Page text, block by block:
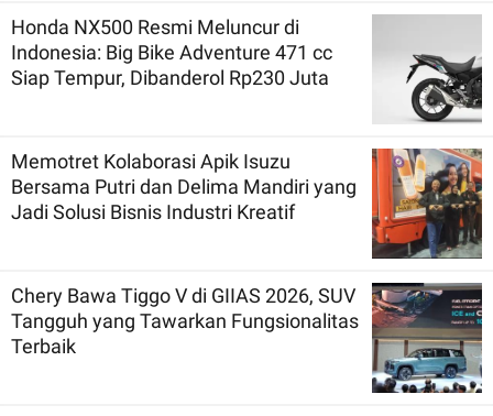
Honda NX500 Resmi Meluncur di
Indonesia: Big Bike Adventure 471 cc
Siap Tempur, Dibanderol Rp230 Juta
Memotret Kolaborasi Apik Isuzu
Bersama Putri dan Delima Mandiri yang
Jadi Solusi Bisnis Industri Kreatif
Chery Bawa Tiggo V di GIIAS 2026, SUV
Tangguh yang Tawarkan Fungsionalitas
Terbaik